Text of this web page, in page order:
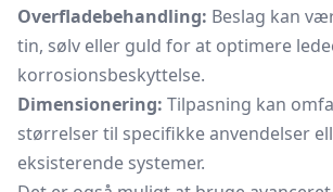
Overfladebehandling: Beslag kan
tin, sølv eller guld for at optimere
korrosionsbeskyttelse.
Dimensionering: Tilpasning kan
størrelser til specifikke anvendelser
eksisterende systemer.